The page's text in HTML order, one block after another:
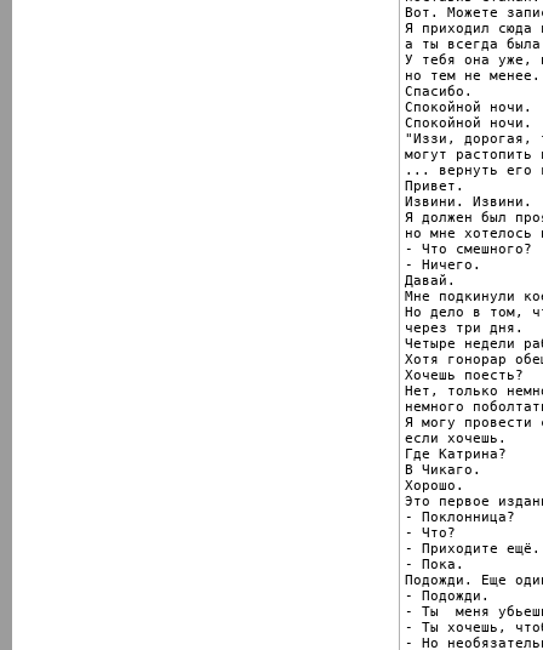
Вот. Можете
Я приходил сюда
а ты всегда
У тебя она уже,
но тем не менее.
Спасибо.
Спокойной ночи.
Спокойной ночи.
"Иззи, дорогая,
могут
... вернуть его
Привет.
Извини. Извини.
Я должен был
но мне хотелось
- Что смешного?
- Ничего.
Давай.
Мне подкинули
Но дело в том,
через три дня.
Четыре недели
Хотя гонорар
Хочешь поесть?
Нет, только
немного
Я могу провести
если хочешь.
Где Катрина?
В Чикаго.
Хорошо.
Это первое
- Поклонница?
- Что?
- Приходите ещё.
- Пока.
Подожди. Еще
- Подожди.
- Ты  меня
- Ты хочешь,
- Но